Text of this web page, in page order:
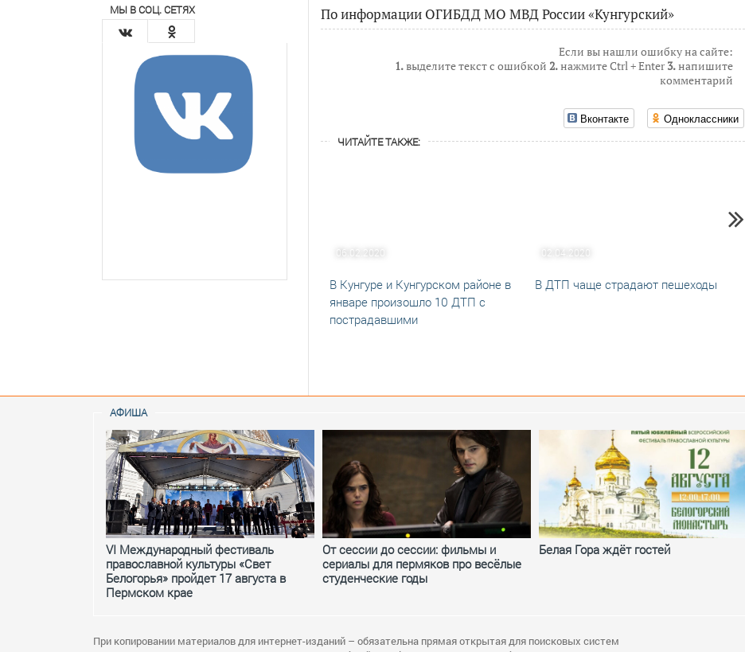
МЫ В СОЦ. СЕТЯХ По информации ОГИБДД МО МВД России «Кунгурский»
Если вы нашли ошибку на сайте:
1.выделите текст с ошибкой 2.нажмите Ctrl + Enter3.напишите
комментарий
Вконтакте Одноклассники
ЧИТАЙТЕ ТАКЖЕ:
06.02.2020
В Кунгуре и Кунгурском районе в
январе произошло 10 ДТП с
пострадавшими
02.04.2020
В ДТП чаще страдают пешеходы
АФИША
VI Международный фестиваль
православной культуры «Свет
Белогорья» пройдет 17 августа в
Пермском крае
От сессии до сессии: фильмы и
сериалы для пермяков про весёлые
студенческие годы
Белая Гора ждёт гостей
При копировании материалов для интернет-изданий – обязательна прямая открытая для поисковых систем